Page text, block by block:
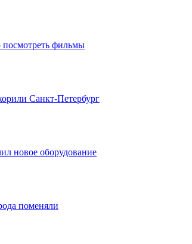
посмотреть фильмы
Санкт-Петербург
новое оборудование
поменяли